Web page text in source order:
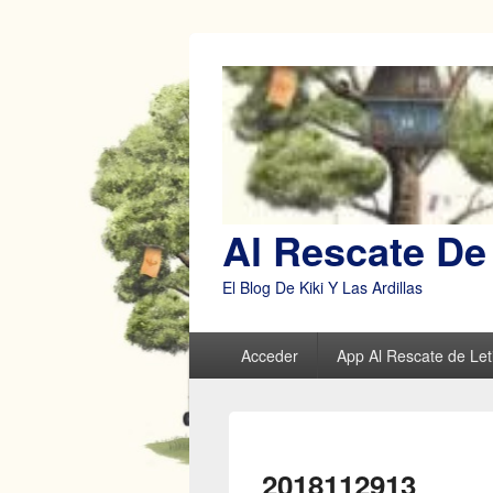
Al Rescate
El Blog De Kiki Y Las Ardillas
Menú
principalAcceder App Al Rescate de